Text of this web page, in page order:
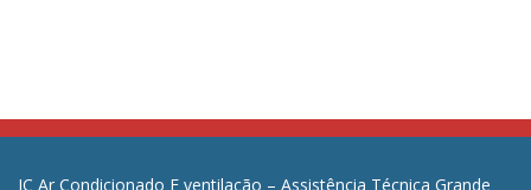
JC Ar Condicionado E ventilação – Assistência Técnica Grande